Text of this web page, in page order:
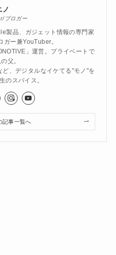
ノ
ブロガー
製品、ガジェット情報の専門家
ガー兼YouTuber。
」運営。プライベートで
父。
、デジタルなイケてる"モノ"を
のスパイス。
記事一覧へ